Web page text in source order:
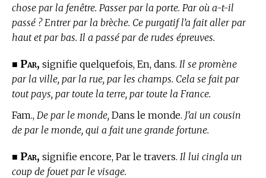
chose par la fenêtre. Passer par la porte. Par où a-t-il
passé ? Entrer par la brèche. Ce purgatif l’a fait aller par
haut et par bas. Il a passé par de rudes épreuves.
■ Par, signifie quelquefois, En, dans. Il se promène
par la ville, par la rue, par les champs. Cela se fait par
tout pays, par toute la terre, par toute la France.
Fam., De par le monde, Dans le monde. J’ai un cousin
de par le monde, qui a fait une grande fortune.
■ Par, signifie encore, Par le travers. Il lui cingla un
coup de fouet par le visage.